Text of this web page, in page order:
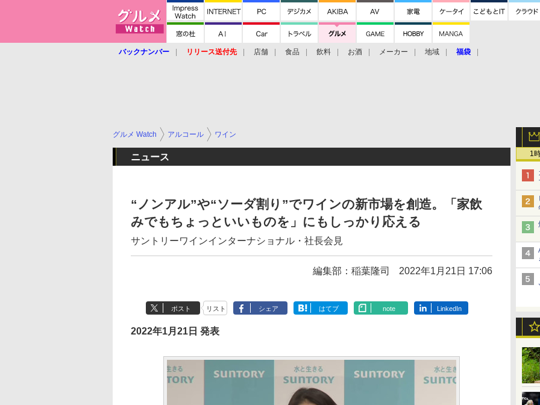
バックナンバー リリース送付先 店舗 食品 飲料 お酒 メーカー 地域 福袋
1
グルメ Watch アルコール ワイン
ニュース
“ノンアル”や“ソーダ割り”でワインの新市場を創造。「家飲
みでもちょっといいものを」にもしっかり応える
サントリーワインインターナショナル・社長会見
編集部：稲葉隆司 2022年1月21日 17:06
ポスト リスト シェア はてブ note LinkedIn
2022年1月21日 発表